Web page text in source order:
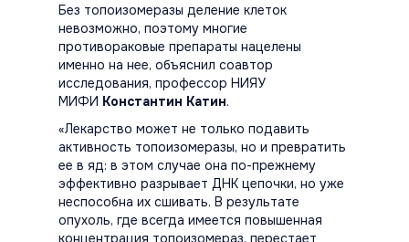
Без топоизомеразы деление клеток
невозможно, поэтому многие
противораковые препараты нацелены
именно на нее, объяснил соавтор
исследования, профессор НИЯУ
МИФИ Константин Катин.
«Лекарство может не только подавить
активность топоизомеразы, но и превратить
ее в яд: в этом случае она по-прежнему
эффективно разрывает ДНК цепочки, но уже
неспособна их сшивать. В результате
опухоль, где всегда имеется повышенная
концентрация топоизомераз, перестает